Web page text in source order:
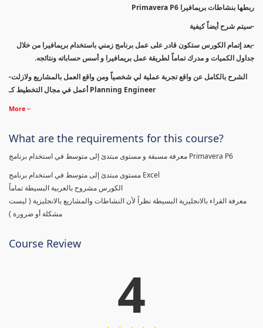
ربطها بنشاطات بريمافيرا Primavera P6
-سيتم شرح أيضاً كيفية
-بعد إتمام الكورس ستكون قادر على عمل برنامج زمني باستخدام بريمافيرا من خلال
جداول الكميات و مدرك تماماً لطريقة عمل بريمافيرا و أسس حساباته ونتائجه.
-الشرح بالكامل عن واقع تجربة عملية لي شخصياً ومن واقع العمل بالمشاريع ولازلت
أعمل في مجال التخطيط كـ Planning Engineer
More
What are the requirements for this course?
معرفة مسبقة و مستوى مبتدئ إلى متوسط في استخدام برنامج Primavera P6
مستوى مبتدئ إلى متوسط في استخدام برنامج Excel
الكورس مشروح بالعربية البسيطة تماماً
معرفة القراء بالانجليزية البسيطة نظراً لأن النشاطات والمشاريع بالانجليزية ( ليست
مشكلة أو ضرورة )
Course Review
4